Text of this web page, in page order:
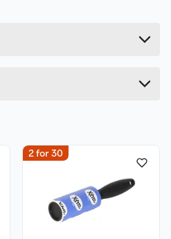
av småplanter. Kan
2 for 30